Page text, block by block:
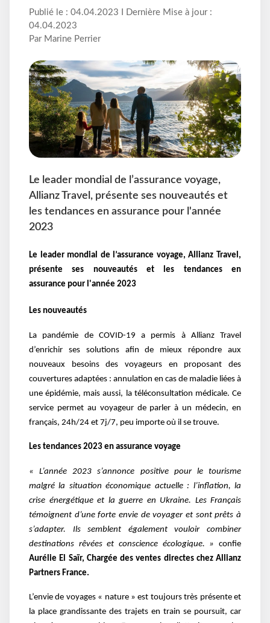
Publié le : 04.04.2023 I Dernière Mise à jour :
04.04.2023
Par Marine Perrier
Le leader mondial de l’assurance voyage,
Allianz Travel, présente ses nouveautés et
les tendances en assurance pour l'année
2023
Le leader mondial de l’assurance voyage, Allianz Travel,
présente ses nouveautés et les tendances en
assurance pour l'année 2023
Les nouveautés
La pandémie de COVID-19 a permis à Allianz Travel
d’enrichir ses solutions afin de mieux répondre aux
nouveaux besoins des voyageurs en proposant des
couvertures adaptées : annulation en cas de maladie liées à
une épidémie, mais aussi, l a téléconsultation médicale.Ce
service permet au voyageur de parler à un médecin, en
français, 24h/24 et 7j/7, peu importe où il se trouve.
Les tendances 2023 en assurance voyage
« L’année 2023 s’annonce positive pour le tourisme
malgré la situation économique actuelle : l’inflation, la
crise énergétique et la guerre en Ukraine. Les Français
témoignent d’une forte envie de voyager et sont prêts à
s’adapter. Ils semblent également vouloir combiner
destinations rêvées et conscience écologique. » confie
Aurélie El Saïr, Chargée des ventes directes chez Allianz
Partners France.
L’envie de voyages « nature » est toujours très présente et
la place grandissante des trajets en train se poursuit, car